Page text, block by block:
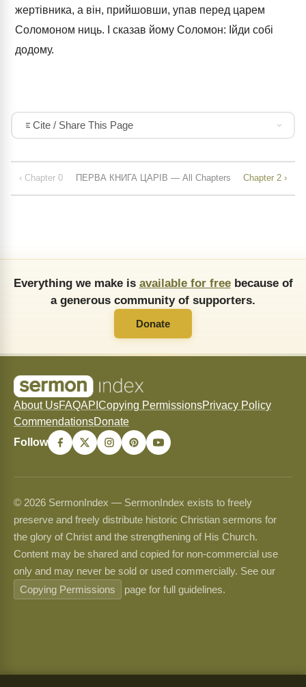
жертівника, а він, прийшовши, упав перед царем
Соломоном ниць. І сказав йому Соломон: Ійди собі
додому.
Cite / Share This Page
‹ Chapter 0 ПЕРВА КНИГА ЦАРІВ — All Chapters Chapter 2 ›
Everything we make is available for freebecause of
a generous community of supporters.
Donate
About UsFAQAPI Copying PermissionsPrivacy Policy
CommendationsDonate
Follow
© 2026 SermonIndex — SermonIndex exists to freely
preserve and freely distribute historic Christian sermons for
the glory of Christ and the strengthening of His Church.
Content may be shared and copied for non-commercial use
only and may never be sold or used commercially. See our
Copying Permissions
page for full guidelines.